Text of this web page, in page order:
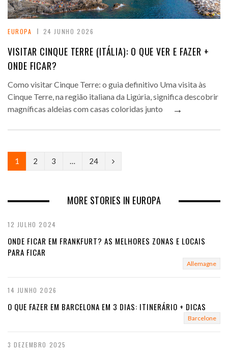
EUROPA 24 JUNHO 2026
VISITAR CINQUE TERRE (ITÁLIA): O QUE VER E FAZER +
ONDE FICAR?
Como visitar Cinque Terre: o guia definitivo Uma visita às
Cinque Terre, na região italiana da Ligúria, significa descobrir
magníficas aldeias com casas coloridas junto
→
1 2 3 … 24
N
x
MORE STORIES IN EUROPA
12 JULHO 2024
ONDE FICAR EM FRANKFURT? AS MELHORES ZONAS E LOCAIS
PARA FICAR
Allemagne
14 JUNHO 2026
O QUE FAZER EM BARCELONA EM 3 DIAS: ITINERÁRIO + DICAS
Barcelone
3 DEZEMBRO 2025